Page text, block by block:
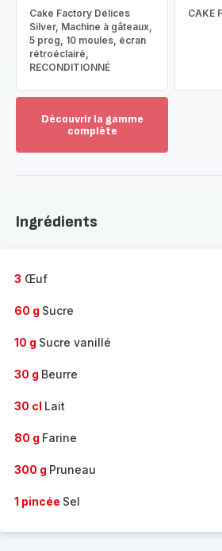
Cake Factory Délices
Silver, Machine à gâteaux,
5 prog, 10 moules, écran
rétroéclairé,
RECONDITIONNÉ
CAKE
Découvrir la gamme
complète
gamme
Ingrédients
3 Œuf
60 g Sucre
10 g Sucre vanillé
30 g Beurre
30 cl Lait
80 g Farine
300 g Pruneau
1 pincée Sel